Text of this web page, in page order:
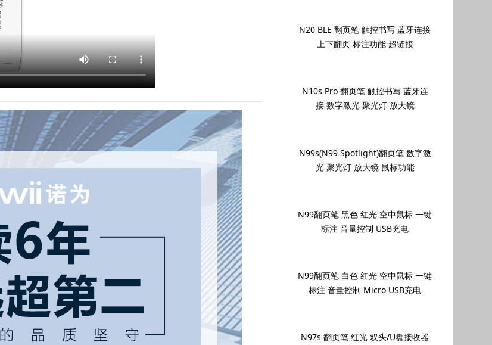
N20 BLE 翻页笔 触控书写 蓝牙连接
上下翻页 标注功能 超链接
N10s Pro 翻页笔 触控书写 蓝牙连
接 数字激光 聚光灯 放大镜
N99s(N99 Spotlight)翻页笔 数字激
光 聚光灯 放大镜 鼠标功能
N99翻页笔 黑色 红光 空中鼠标 一键
标注 音量控制 USB充电
N99翻页笔 白色 红光 空中鼠标 一键
标注 音量控制 Micro USB充电
N97s 翻页笔 红光 双头/U盘接收器